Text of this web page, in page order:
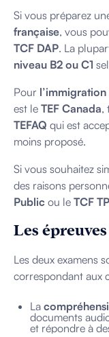
Si vous préparez
française, vous
TCF DAP. La
niveau B2 ou C1
Pour
est le TEF Canada,
TEFAQ qui est
moins proposé.
Si vous souhaitez
des raisons
Public ou le TCF TP
Les
Les deux examens
correspondant aux
La
documents
et répondre à